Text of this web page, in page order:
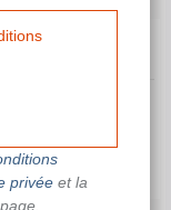
de votre
privéeet la